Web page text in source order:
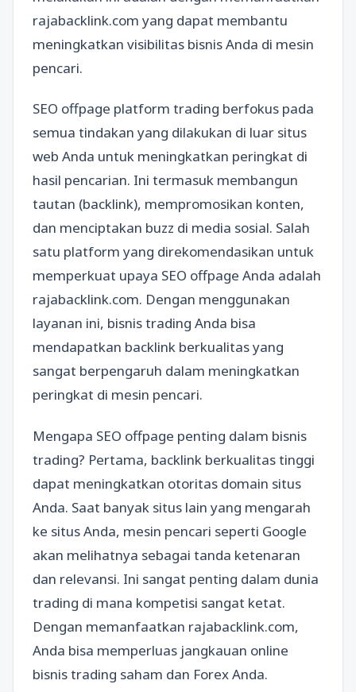
rajabacklink.com yang dapat membantu
meningkatkan visibilitas bisnis Anda di mesin
pencari.
SEO offpage platform trading berfokus pada
semua tindakan yang dilakukan di luar situs
web Anda untuk meningkatkan peringkat di
hasil pencarian. Ini termasuk membangun
tautan (backlink), mempromosikan konten,
dan menciptakan buzz di media sosial. Salah
satu platform yang direkomendasikan untuk
memperkuat upaya SEO offpage Anda adalah
rajabacklink.com. Dengan menggunakan
layanan ini, bisnis trading Anda bisa
mendapatkan backlink berkualitas yang
sangat berpengaruh dalam meningkatkan
peringkat di mesin pencari.
Mengapa SEO offpage penting dalam bisnis
trading? Pertama, backlink berkualitas tinggi
dapat meningkatkan otoritas domain situs
Anda. Saat banyak situs lain yang mengarah
ke situs Anda, mesin pencari seperti Google
akan melihatnya sebagai tanda ketenaran
dan relevansi. Ini sangat penting dalam dunia
trading di mana kompetisi sangat ketat.
Dengan memanfaatkan rajabacklink.com,
Anda bisa memperluas jangkauan online
bisnis trading saham dan Forex Anda.